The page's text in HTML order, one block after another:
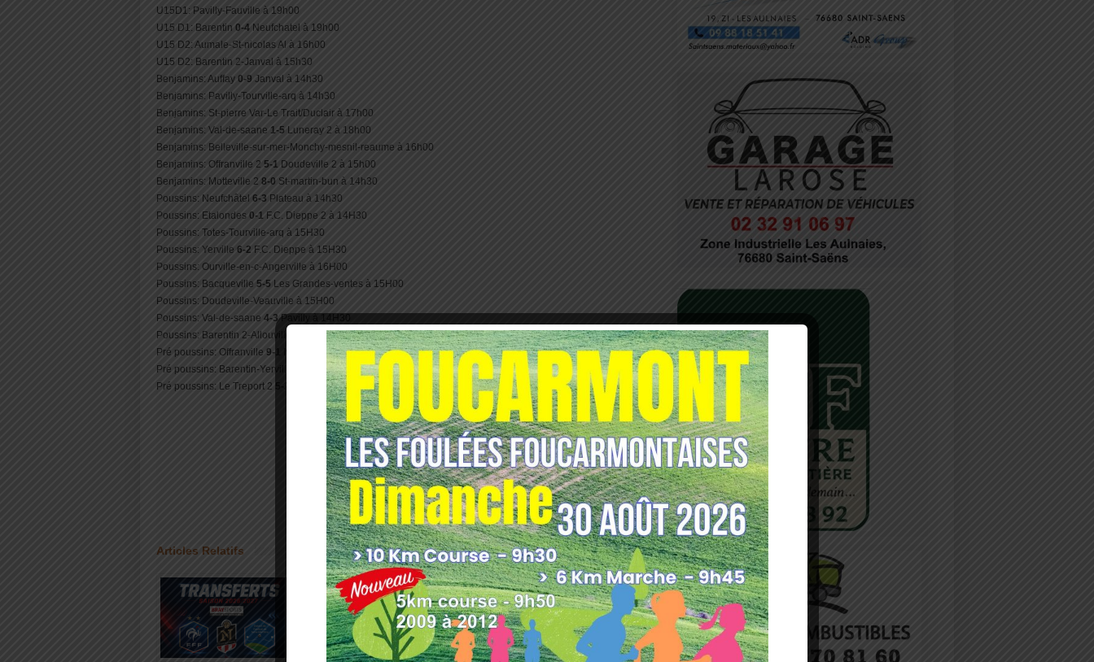
U15D1: Pavilly-Fauville à 19h00
U15 D1: Barentin 0-4 Neufchatel à 19h00
U15 D2: Aumale-St-nicolas Al à 16h00
U15 D2: Barentin 2-Janval à 15h30
Benjamins: Auffay 0-9 Janval à 14h30
Benjamins: Pavilly-Tourville-arq à 14h30
Benjamins: St-pierre Var-Le Trait/Duclair à 17h00
Benjamins: Val-de-saane 1-5 Luneray 2 à 18h00
Benjamins: Belleville-sur-mer-Monchy-mesnil-reaume à 16h00
Benjamins: Offranville 2 5-1 Doudeville 2 à 15h00
Benjamins: Motteville 2 8-0 St-martin-bun à 14h30
Poussins: Neufchâtel 6-3 Plateau à 14h30
Poussins: Etalondes 0-1 F.C. Dieppe 2 à 14H30
Poussins: Totes-Tourville-arq à 15H30
Poussins: Yerville 6-2 F.C. Dieppe à 15H30
Poussins: Ourville-en-c-Angerville à 16H00
Poussins: Bacqueville 5-5 Les Grandes-ventes à 15H00
Poussins: Doudeville-Veauville à 15H00
Poussins: Val-de-saane 4-3Pavilly à 14H30
Poussins: Barentin 2-Allouville à 14h30
Pré poussins: Offranville 9-1
Neufchâtel
Pré poussins: Barentin-Yerville à 15H00
Pré poussins: Le Treport 2
Criel-sur-mer 2 à 14h30
Articles Relatifs